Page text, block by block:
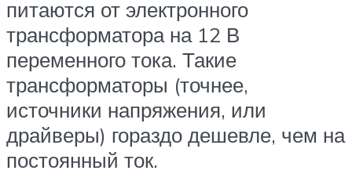
питаются от электронного
трансформатора на 12 В
переменного тока. Такие
трансформаторы (точнее,
источники напряжения, или
драйверы) гораздо дешевле, чем на
постоянный ток.